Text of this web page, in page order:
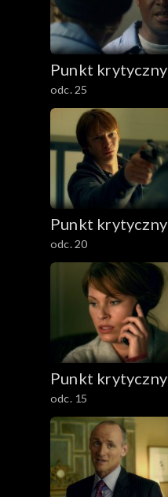
Punkt krytyczny
odc. 25
Punkt krytyczny
odc. 20
Punkt krytyczny
odc. 15